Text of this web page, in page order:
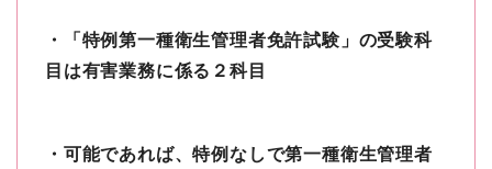
・「特例第一種衛生管理者免許試験」の受験科
目は有害業務に係る２科目
・可能であれば、特例なしで第一種衛生管理者